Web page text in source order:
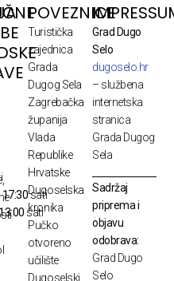
17:30sati
sati
POVEZNICE
Turistička
zajednica
Grada
Dugog Sela
Zagrebačka
županija
Vlada
Republike
Hrvatske
Dugoselska
kronika
Pučko
otvoreno
učilište
Dugoselski
Grad Dugo
Selo
dugoselo.hr
– službena
internetska
stranica
Grada Dugog
Sela
Sadržaj
priprema i
objavu
odobrava:
Grad Dugo
Selo